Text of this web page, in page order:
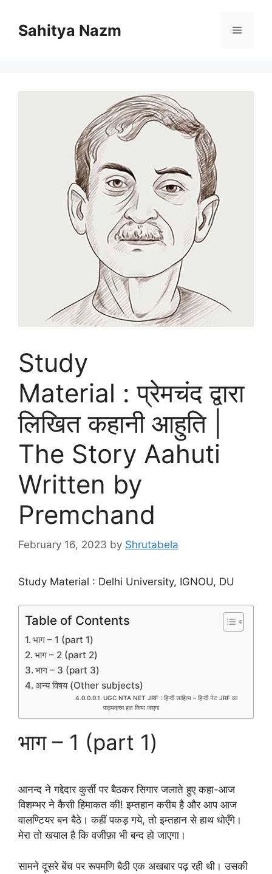
Sahitya Nazm
Study
Material : प्रेमचंद द्वारा
लिखित कहानी आहुति |
The Story Aahuti
Written by
Premchand
February 16, 2023 by Shrutabela
Study Material : Delhi University, IGNOU, DU
Table of Contents
भाग – 1 (part 1)
भाग – 2 (part 2)
भाग – 3 (part 3)
अन्य विषय (Other subjects)
UGC NTA NET JRF : हिन्दी साहित्य – हिन्दी नेट JRF का
पाठ्यक्रम हल किया जाएगा
भाग – 1 (part 1)
आनन्द ने गद्देदार कुर्सी पर बैठकर सिगार जलाते हुए कहा-आज
विशम्भर ने कैसी हिमाकत की! इम्तहान करीब है और आप आज
वालण्टियर बन बैठे। कहीं पकड़ गये, तो इम्तहान से हाथ धोएँगे।
मेरा तो खयाल है कि वजीफ़ा भी बन्द हो जाएगा।
सामने दूसरे बेंच पर रूपमणि बैठी एक अखबार पढ़ रही थी। उसकी